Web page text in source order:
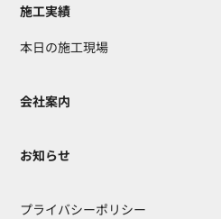
施工実績
本日の施工現場
会社案内
お知らせ
プライバシーポリシー